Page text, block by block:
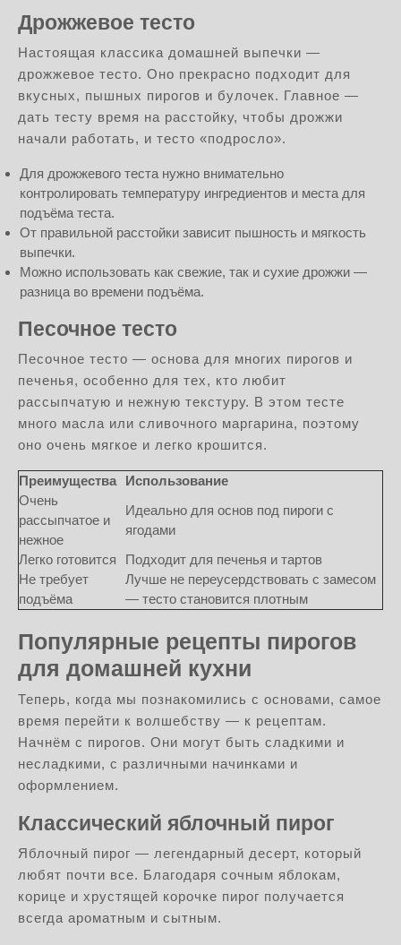
Дрожжевое тесто
Настоящая классика домашней выпечки —
дрожжевое тесто. Оно прекрасно подходит для
вкусных, пышных пирогов и булочек. Главное —
дать тесту время на расстойку, чтобы дрожжи
начали работать, и тесто «подросло».
Для дрожжевого теста нужно внимательно
контролировать температуру ингредиентов и места для
подъёма теста.
От правильной расстойки зависит пышность и мягкость
выпечки.
Можно использовать как свежие, так и сухие дрожжи —
разница во времени подъёма.
Песочное тесто
Песочное тесто — основа для многих пирогов и
печенья, особенно для тех, кто любит
рассыпчатую и нежную текстуру. В этом тесте
много масла или сливочного маргарина, поэтому
оно очень мягкое и легко крошится.
Преимущества
Использование
Очень
рассыпчатое и
нежное
Идеально для основ под пироги с
ягодами
Легко готовится
Подходит для печенья и тартов
Не требует
подъёма
Лучше не переусердствовать с замесом
— тесто становится плотным
Популярные рецепты пирогов
для домашней кухни
Теперь, когда мы познакомились с основами, самое
время перейти к волшебству — к рецептам.
Начнём с пирогов. Они могут быть сладкими и
несладкими, с различными начинками и
оформлением.
Классический яблочный пирог
Яблочный пирог — легендарный десерт, который
любят почти все. Благодаря сочным яблокам,
корице и хрустящей корочке пирог получается
всегда ароматным и сытным.